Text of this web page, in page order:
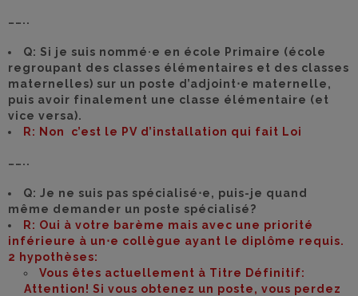
……..
Q: Si je suis nommé·e en école Primaire (école
regroupant des classes élémentaires et des classes
maternelles) sur un poste d’adjoint⋅e maternelle,
puis avoir finalement une classe élémentaire (et
vice versa).
R: Non c’est le PV d’installation qui fait Loi
……..
Q: Je ne suis pas spécialisé⋅e, puis-je quand
même demander un poste spécialisé?
R: Oui à votre barème mais avec une priorité
inférieure à un⋅e collègue ayant le diplôme requis.
2 hypothèses:
Vous êtes actuellement à Titre Définitif:
Attention! Si vous obtenez un poste, vous perdez